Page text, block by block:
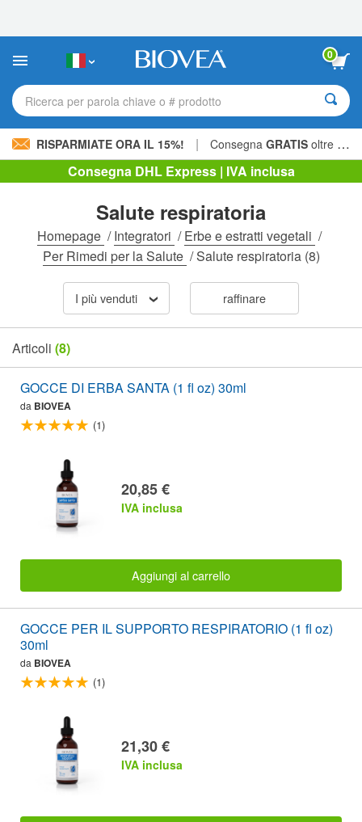
sito
include
sistema
0
Ricerca per parola chiave o # prodotto
RISPARMIATE ORA IL 15%! | Consegna GRATIS oltre 60,00 € »
Consegna DHL Express | IVA inclusa
Salute respiratoria
Homepage /Integratori /Erbe e estratti vegetali /
Per Rimedi per la Salute /Salute respiratoria(8)
I più venduti raffinare
Articoli (8)
GOCCE DI ERBA SANTA (1 fl oz) 30ml
da BIOVEA
(1)
20,85 €
IVA inclusa
Aggiungi al carrello
GOCCE PER IL SUPPORTO RESPIRATORIO (1 fl oz)
30ml
da BIOVEA
(1)
21,30 €
IVA inclusa